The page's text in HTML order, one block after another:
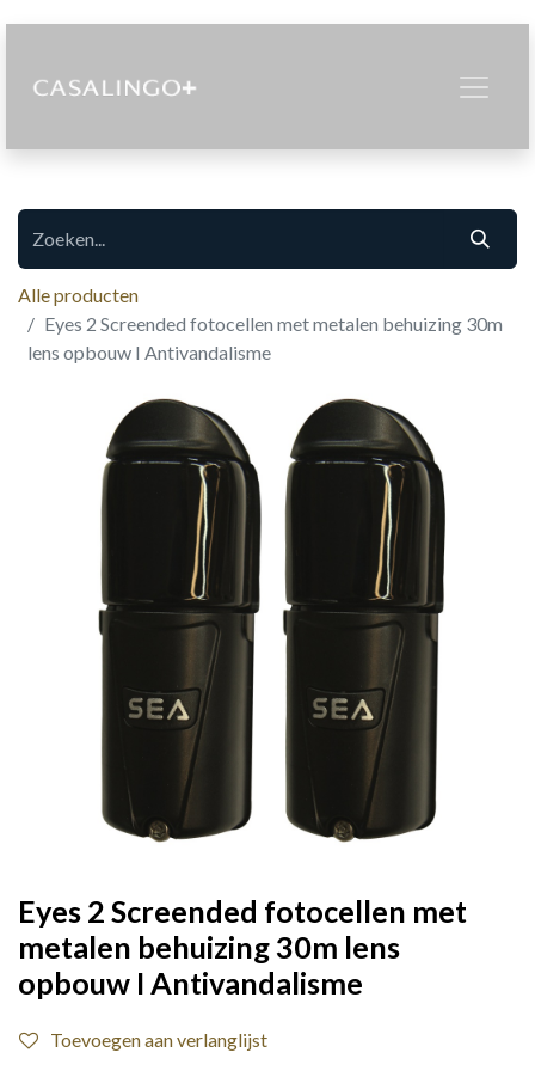
Alle producten
Eyes 2 Screended fotocellen met metalen behuizing 30m
lens opbouw I Antivandalisme
Eyes 2 Screended fotocellen met
metalen behuizing 30m lens
opbouw I Antivandalisme
Toevoegen aan verlanglijst